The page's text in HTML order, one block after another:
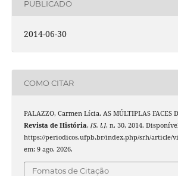
PUBLICADO
2014-06-30
COMO CITAR
PALAZZO, Carmen Lícia. AS MÚLTIPLAS FACES
Revista de História, [S. l.], n. 30, 2014.
https://periodicos.ufpb.br/index.php/srh/article/
em: 9 ago. 2026.
Fomatos de Citação